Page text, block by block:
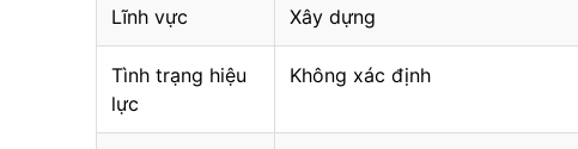
Lĩnh vực Xây dựng
Tình trạng hiệu
lực
Không xác định